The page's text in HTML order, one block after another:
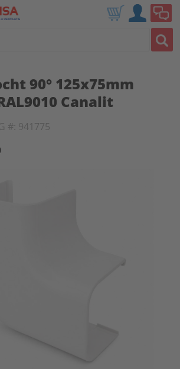
90° 125x75mm
Canalit
#: 941775